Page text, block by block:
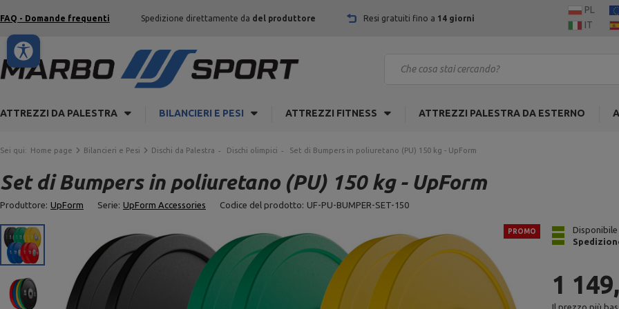
FAQ - Domande frequenti Spedizione direttamente da del produttore Resi gratuiti fino a 14 giorni
PL
IT
ATTREZZI DA PALESTRA BILANCIERI E PESI ATTREZZI FITNESS ATTREZZI PALESTRA DA ESTERNO
Sei qui: Home page Bilancieri e Pesi Dischi da Palestra Dischi olimpici Set di Bumpers in poliuretano (PU) 150 kg - UpForm
Set di Bumpers in poliuretano (PU) 150 kg - UpForm
Produttore: UpForm Serie: UpForm Accessories Codice del prodotto: UF-PU-BUMPER-SET-150
PROMO
1
Il prezzo più